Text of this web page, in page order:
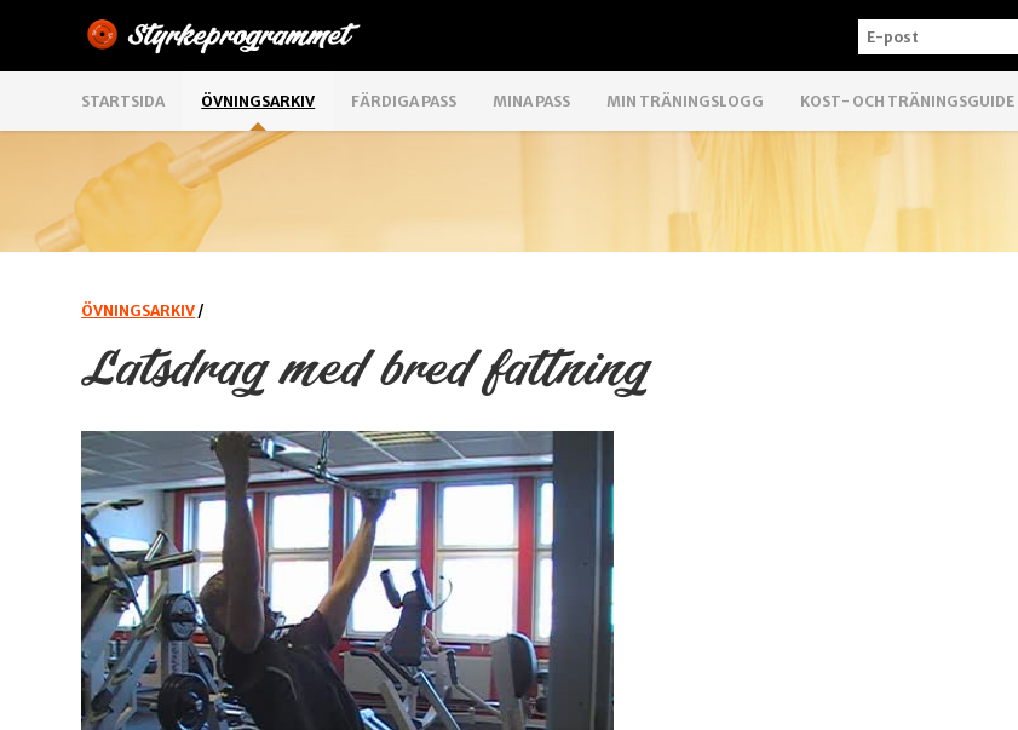
E-
STARTSIDA ÖVNINGSARKIV FÄRDIGA PASS MINA PASS MIN TRÄNINGSLOGG KOST- OCH TRÄNINGSGUIDE
ÖVNINGSARKIV /
Latsdrag med bred fattning